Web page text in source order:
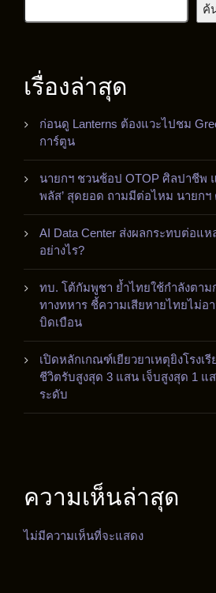
ค้
เรื่องล่าสุด
ก่อนดู Lanterns ต้องแวะไปชม
การ์ตูน
นายกฯ ชวนช้อป OTOP ศิลปาชีพ
พลัส’ สุดยอด ถามมีต่อไหม นายกฯ
AI Data Center ส่งผลกระทบต่อแ
อย่างไร?
ทบ. โต้กัมพูชา ย้ำไทยใช้กำลังตาม
ทางทหาร ชี้ความเสียหายไทยไม่อ
บิดเบือน
เปิดหลักเกณฑ์เยียวยาเหตุยิงโรงเ
ชีวิตรับสูงสุด 3 แสน เจ็บสูงสุด 1 แ
ระดับ
ความเห็นล่าสุด
ไม่มีความเห็นที่จะแสดง